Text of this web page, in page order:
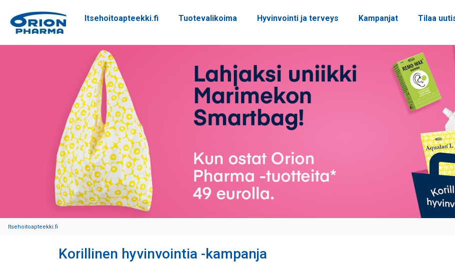
Siirry sisältöön
Itsehoitoapteekki.fi Tuotevalikoima Hyvinvointi ja terveys Kampanjat Tilaa
Itsehoitoapteekki.fi
Korillinen hyvinvointia -kampanja